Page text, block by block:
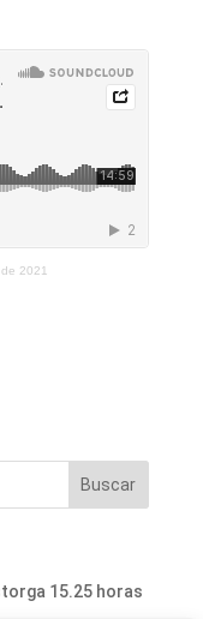
2021
15.25 horas